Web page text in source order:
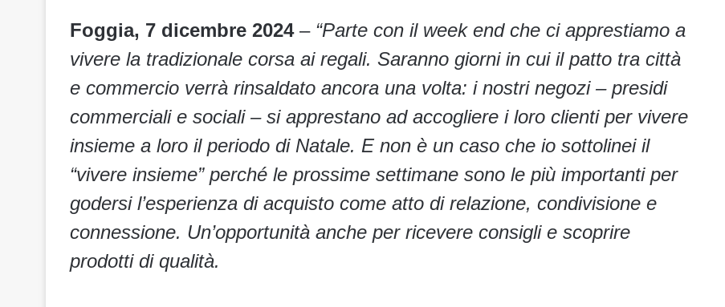
Foggia, 7 dicembre 2024–“Parte con il week end che ci apprestiamo a
vivere la tradizionale corsa ai regali. Saranno giorni in cui il patto tra città
e commercio verrà rinsaldato ancora una volta: i nostri negozi – presidi
commerciali e sociali – si apprestano ad accogliere i loro clienti per vivere
insieme a loro il periodo di Natale. E non è un caso che io sottolinei il
“vivere insieme” perché le prossime settimane sono le più importanti per
godersi l’esperienza di acquisto come atto di relazione, condivisione e
connessione. Un’opportunità anche per ricevere consigli e scoprire
prodotti di qualità.